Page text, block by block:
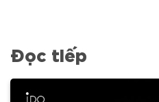
Đọc tiếp